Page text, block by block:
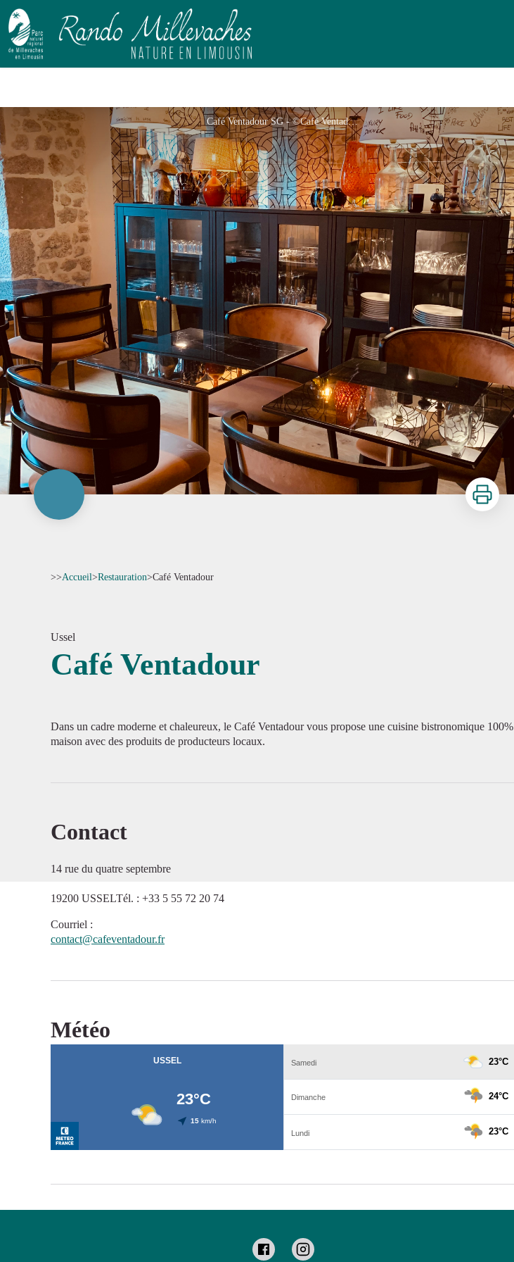
Café Ventadour SG - ©Café Ventadour
Imprimer
>>Accueil>Restauration>Café Ventadour
Ussel
Café Ventadour
Dans un cadre moderne et chaleureux, le Café Ventadour vous propose une cuisine bistronomique 100%
maison avec des produits de producteurs locaux.
Contact
14 rue du quatre septembre
19200 USSELTél. : +33 5 55 72 20 74
Courriel :
contact@cafeventadour.fr
Météo